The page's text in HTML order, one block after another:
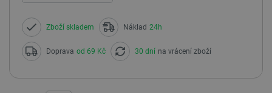
Zboží skladem Náklad 24h
Doprava od 69 Kč 30 dní na vrácení zboží